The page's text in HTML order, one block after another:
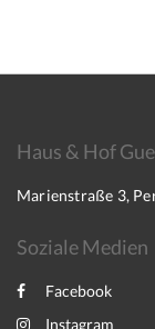
Haus & Hof
Marienstraße 3,
Soziale Medien
Facebook
Instagram